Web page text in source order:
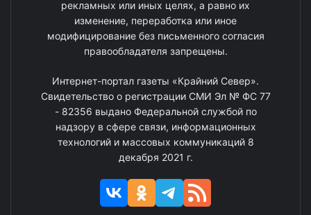
рекламных или иных целях, а равно их
изменение, переработка или иное
модифицирование без письменного согласия
правообладателя запрещены.
Интернет-портал газеты «Крайний Север».
Свидетельство о регистрации СМИ Эл № ФС 77
- 82356 выдано Федеральной службой по
надзору в сфере связи, информационных
технологий и массовых коммуникаций 8
декабря 2021 г.